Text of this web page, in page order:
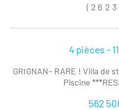
4 pièces -
GRIGNAN- RARE ! Villa de
Piscine
562